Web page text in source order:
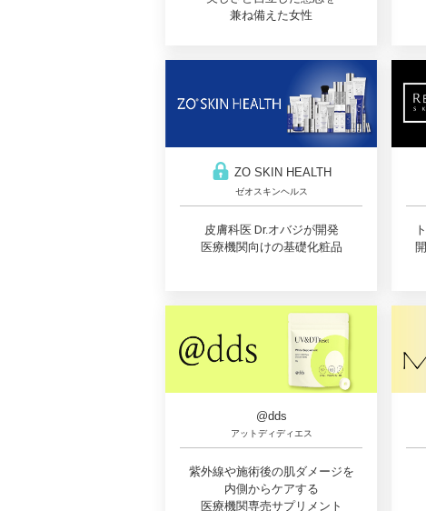
兼ね備えた女性
ZO SKIN HEALTH
ゼオスキンヘルス
皮膚科医 Dr.オバジが開発
医療機関向けの基礎化粧品
@dds
アットディディエス
紫外線や施術後の肌ダメージを
内側からケアする
医療機関専売サプリメント